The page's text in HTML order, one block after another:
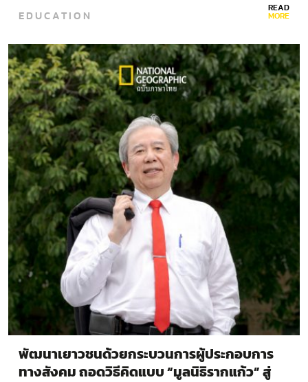
EDUCATION READ
MORE
พัฒนาเยาวชนด้วยกระบวนการผู้ประกอบการ
ทางสังคม ถอดวิธีคิดแบบ “มูลนิธิรากแก้ว” สู่